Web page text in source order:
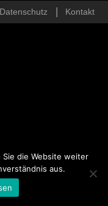
Datenschutz Kontakt
Sie die Website weiter
aus.